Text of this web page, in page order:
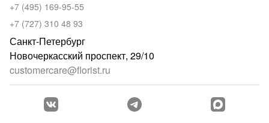
+7 (495) 169-95-55
+7 (727) 310 48 93
Санкт-Петербург
Новочеркасский проспект, 29/10
customercare@florist.ru